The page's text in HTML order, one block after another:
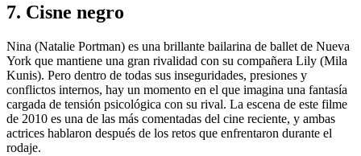
7. Cisne negro
Nina (Natalie Portman) es una brillante bailarina de ballet de Nueva
York que mantiene una gran rivalidad con su compañera Lily (Mila
Kunis). Pero dentro de todas sus inseguridades, presiones y
conflictos internos, hay un momento en el que imagina una fantasía
cargada de tensión psicológica con su rival. La escena de este filme
de 2010 es una de las más comentadas del cine reciente, y ambas
actrices hablaron después de los retos que enfrentaron durante el
rodaje.